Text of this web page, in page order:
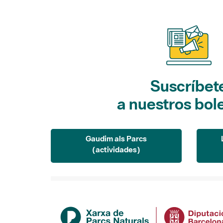
a nuestros
Gaudim als Parcs
(actividades)